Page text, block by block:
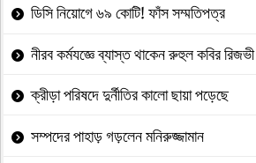
ডিসি নিয়োগে ৬৯ কোটি! ফাঁস সম্মতিপত্র
নীরব কর্মযজ্ঞে ব্যাস্ত থাকেন রুহুল কবির রিজভী
ক্রীড়া পরিষদে দুর্নীতির কালো ছায়া পড়েছে
সম্পদের পাহাড় গড়লেন মনিরুজ্জামান